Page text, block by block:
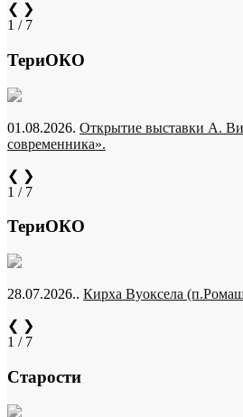
❮ ❯
1 / 7
ТериОКО
01.08.2026. Открытие выставки А.
современника».
❮ ❯
1 / 7
ТериОКО
28.07.2026.. Кирха Вуоксела
❮ ❯
1 / 7
Старости